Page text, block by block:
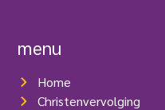
menu
Home
Christenvervolging